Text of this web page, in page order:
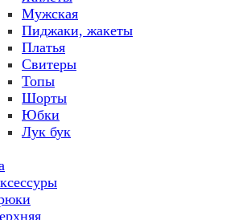
Мужская
Пиджаки, жакеты
Платья
Свитеры
Топы
Шорты
Юбки
Лук бук